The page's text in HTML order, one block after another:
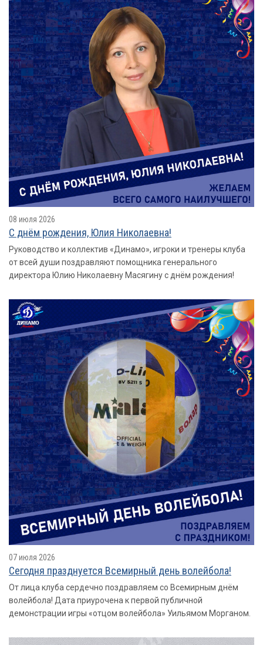
08 июля 2026
С днём рождения, Юлия Николаевна!
Руководство и коллектив «Динамо», игроки и тренеры клуба
от всей души поздравляют помощника генерального
директора Юлию Николаевну Масягину с днём рождения!
07 июля 2026
Сегодня празднуется Всемирный день волейбола!
От лица клуба сердечно поздравляем со Всемирным днём
волейбола! Дата приурочена к первой публичной
демонстрации игры «отцом волейбола» Уильямом Морганом.